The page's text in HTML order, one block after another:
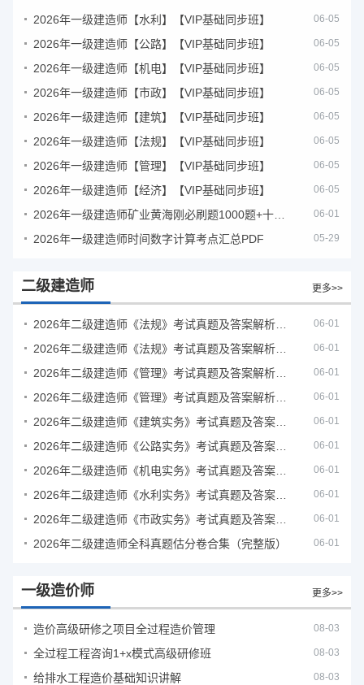
2026年一级建造师【水利】【VIP基础同步班】 06-05
2026年一级建造师【公路】【VIP基础同步班】 06-05
2026年一级建造师【机电】【VIP基础同步班】 06-05
2026年一级建造师【市政】【VIP基础同步班】 06-05
2026年一级建造师【建筑】【VIP基础同步班】 06-05
2026年一级建造师【法规】【VIP基础同步班】 06-05
2026年一级建造师【管理】【VIP基础同步班】 06-05
2026年一级建造师【经济】【VIP基础同步班】 06-05
06-01
2026年一级建造师时间数字计算考点汇总PDF 05-29
二级建造师 更多>>
06-01
06-01
06-01
06-01
06-01
06-01
06-01
06-01
06-01
2026年二级建造师全科真题估分卷合集（完整版） 06-01
一级造价师 更多>>
造价高级研修之项目全过程造价管理 08-03
全过程工程咨询1+x模式高级研修班 08-03
给排水工程造价基础知识讲解 08-03